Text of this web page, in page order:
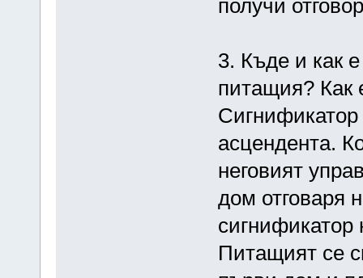
получи
3. Къде и как
питащия? Как
асцендента.
неговият
дом отговаря
сигнификатор
Питащият се